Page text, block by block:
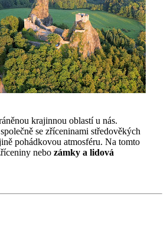
krajinnou oblastí u nás.
se zříceninami středověkých
pohádkovou atmosféru. Na tomto
nebo zámky a lidová